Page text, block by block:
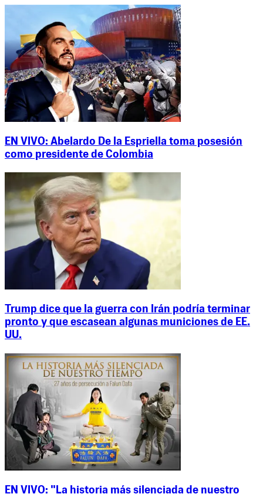
EN VIVO: Abelardo De la Espriella toma posesión
como presidente de Colombia
Trump dice que la guerra con Irán podría terminar
pronto y que escasean algunas municiones de EE.
UU.
EN VIVO: "La historia más silenciada de nuestro